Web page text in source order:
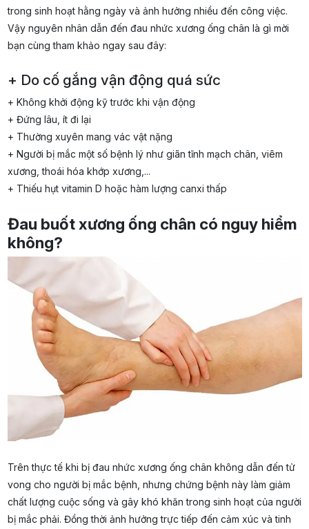
trong sinh hoạt hằng ngày và ảnh hưởng nhiều đến công việc.
Vậy nguyên nhân dẫn đến đau nhức xương ống chân là gì mời
bạn cùng tham khảo ngay sau đây:
+ Do cố gắng vận động quá sức
+ Không khởi động kỹ trước khi vận động
+ Đứng lâu, ít đi lại
+ Thường xuyên mang vác vật nặng
+ Người bị mắc một số bệnh lý như giãn tĩnh mạch chân, viêm
xương, thoái hóa khớp xương,...
+ Thiếu hụt vitamin D hoặc hàm lượng canxi thấp
Đau buốt xương ống chân có nguy hiểm
không?
Trên thực tế khi bị đau nhức xương ống chân không dẫn đến tử
vong cho người bị mắc bệnh, nhưng chứng bệnh này làm giảm
chất lượng cuộc sống và gây khó khăn trong sinh hoạt của người
bị mắc phải. Đồng thời ảnh hưởng trực tiếp đến cảm xúc và tinh